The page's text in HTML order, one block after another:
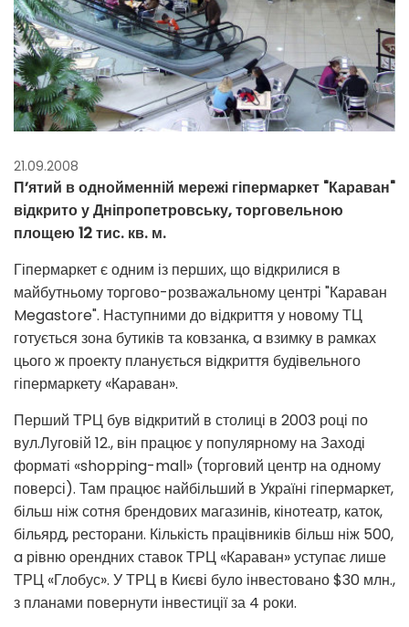
21.09.2008
П’ятий в однойменній мережі гіпермаркет "Караван"
відкрито у Дніпропетровську, торговельною
площею 12 тис. кв. м.
Гіпермаркет є одним із перших, що відкрилися в
майбутньому торгово-розважальному центрі "Караван
Megastore". Наступними до відкриття у новому ТЦ
готується зона бутиків та ковзанка, a взимку в рамках
цього ж проекту планується відкриття будівельного
гіпермаркету «Караван».
Перший ТРЦ був відкритий в столиці в 2003 році по
вул.Луговій 12., він працює у популярному на Заході
форматі «shopping-mall» (торговий центр на одному
поверсі). Там працює найбільший в Україні гіпермаркет,
більш ніж сотня брендових магазинів, кінотеатр, каток,
більярд, ресторани. Кількість працівників більш ніж 500,
a рівню орендних ставок ТРЦ «Караван» уступає лише
ТРЦ «Глобус». У ТРЦ в Києві було інвестовано $30 млн.,
з планами повернути інвестиції за 4 роки.